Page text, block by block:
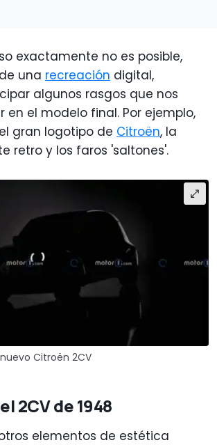
exactamente no es posible,
una recreación digital,
algunos rasgos que nos
en el modelo final. Por ejemplo,
gran logotipo de Citroën, la
retro y los faros 'saltones'.
Citroën 2CV
2CV de 1948
elementos de estética